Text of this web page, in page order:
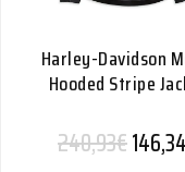
Harley-Davidson
Hooded Stripe
240,93€146,34